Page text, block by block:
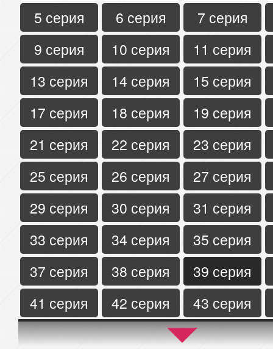
5 серия
6 серия
7 серия
9 серия
10 серия
11 серия
13 серия
14 серия
15 серия
17 серия
18 серия
19 серия
21 серия
22 серия
23 серия
25 серия
26 серия
27 серия
29 серия
30 серия
31 серия
33 серия
34 серия
35 серия
37 серия
38 серия
39 серия
41 серия
42 серия 43 серия